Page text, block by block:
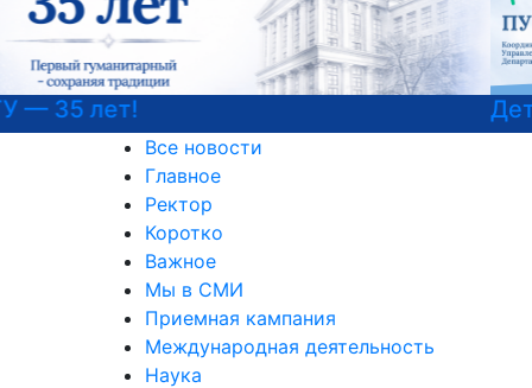
Детали программы
Все новости
Главное
Ректор
Коротко
Важное
Мы в СМИ
Приемная кампания
Международная деятельность
Наука